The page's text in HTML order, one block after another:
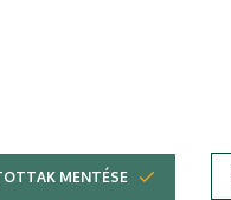
MENTÉSE